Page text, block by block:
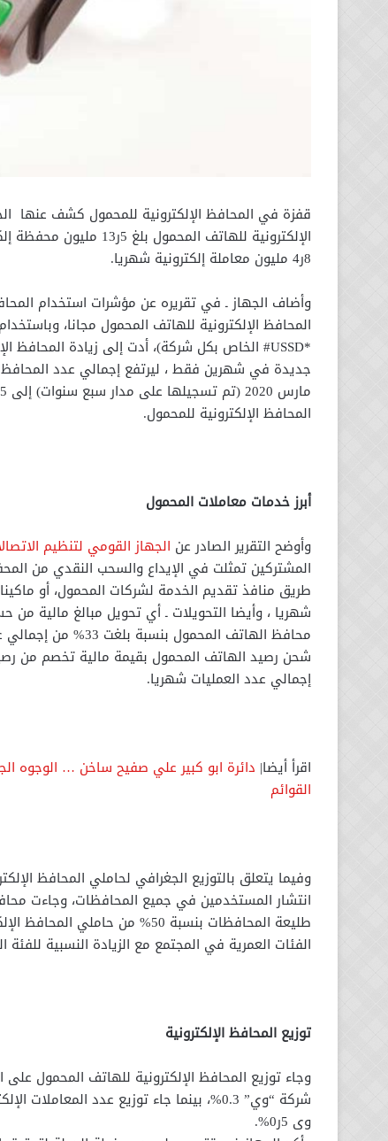
قفزة في المحافظ الإلكترونية للمحمول كشف عنها
8ر4 مليون معاملة إلكترونية شهريا.
وأضاف الجهاز ـ في تقريره عن مؤشرات استخدام
المحافظ الإلكترونية للهاتف المحمول مجانا،
المحافظ الإلكترونية للمحمول.
أبرز خدمات معاملات المحمول
وأوضح التقرير الصادر عن الجهاز القومي لتنظيم
المشتركين تمثلت في الإيداع والسحب النقدي من
شهريا ، وأيضا التحويلات ـ أي تحويل مبالغ مالية
محافظ الهاتف
إجمالي عدد العمليات شهريا.
اقرأ أيضا| دائرة ابو كبير علي صفيح ساخن … الوجوه
القوائم
وفيما يتعلق بالتوزيع الجغرافي لحاملي المحافظ
انتشار المستخدمين في جميع المحافظات، وجاءت
طليعة المحافظات بنسبة 50% من
الفئات العمرية في المجتمع مع الزيادة النسبية للفئة العمرية
توزيع المحافظ الإلكترونية
وى 5ر0%.